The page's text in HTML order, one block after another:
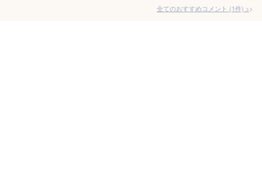
全てのおすすめコメント (1件) >